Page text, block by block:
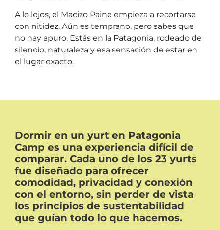
A lo lejos, el Macizo Paine empieza a recortarse
con nitidez. Aún es temprano, pero sabes que
no hay apuro. Estás en la Patagonia, rodeado de
silencio, naturaleza y esa sensación de estar en
el lugar exacto.
Dormir en un yurt en Patagonia
Camp es una experiencia difícil de
comparar. Cada uno de los 23 yurts
fue diseñado para ofrecer
comodidad, privacidad y conexión
con el entorno, sin perder de vista
los principios de sustentabilidad
que guían todo lo que hacemos.